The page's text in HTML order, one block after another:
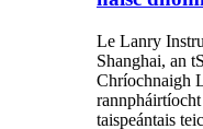
Le Lanry
Shanghai, an
Chríochnaigh
taispeántais